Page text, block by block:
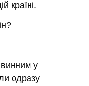
країні.
у
одразу